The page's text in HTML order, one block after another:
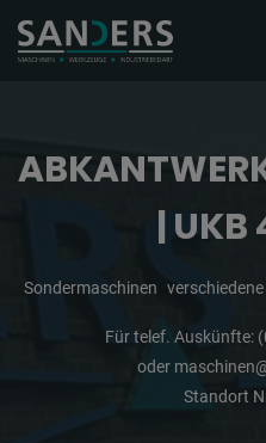
| UKB
Sondermaschinen
Für telef. Auskünfte:
oder
Standort